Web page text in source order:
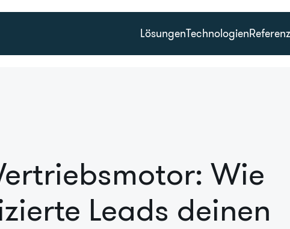
LösungenTechnologien
Wie
Leads deinen